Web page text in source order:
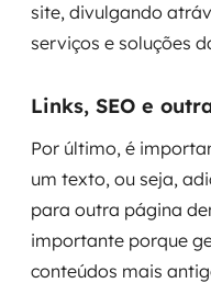
site, divulgando
serviços e soluções
Links, SEO e
Por último, é
um texto, ou seja,
para outra página
importante porque
conteúdos mais